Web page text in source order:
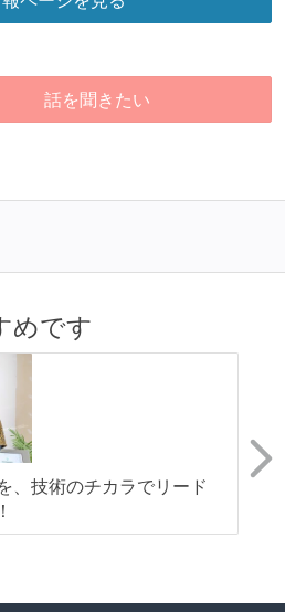
話を聞きたい
めです
、技術のチカラでリード